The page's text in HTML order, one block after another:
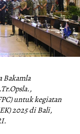
Bakamla
untuk kegiatan
2025 di Bali,